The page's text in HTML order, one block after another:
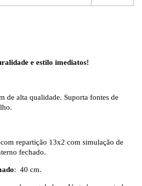
e estilo imediatos!
de alta qualidade. Suporta fontes de
repartição 13x2 com simulação de
fechado.
: 40 cm.